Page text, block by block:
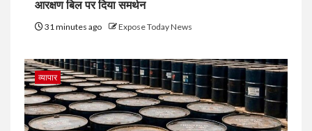
आरक्षण बिल पर दिया समर्थन
31 minutes ago Expose Today News
व्यापार